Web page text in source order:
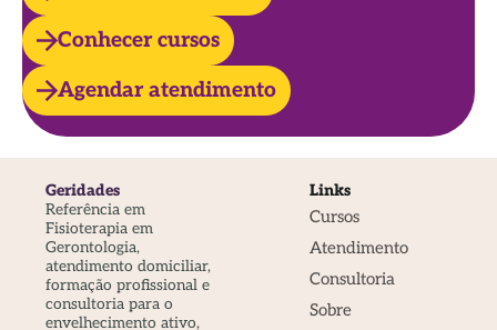
Conhecer cursos
Agendar atendimento
Geridades
Referência em
Fisioterapia em
Gerontologia,
atendimento domiciliar,
formação profissional e
consultoria para o
envelhecimento ativo,
Links
Cursos
Atendimento
Consultoria
Sobre